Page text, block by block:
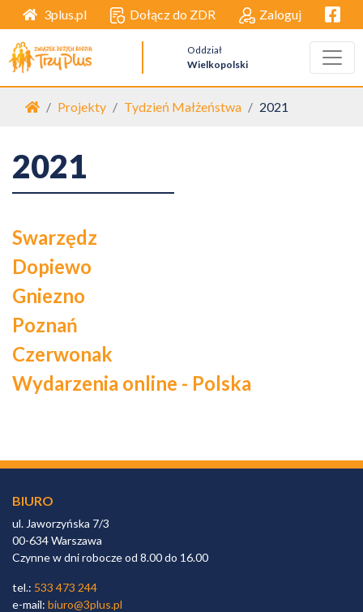
3plus.pl Dołącz do ZDR Zaloguj
Oddział
Wielkopolski
Strona główna
Projekty Tydzień Małżeństwa 2021
2021
Swarzędz
Dopiewo
Gniezno
Poznań
Czerwonak
Wydarzenia online - Polska
BIURO
ul. Jaworzyńska 7/3
00-634 Warszawa
Czynne w dni robocze od 8.00 do 16.00
tel.: 533 473 244
e-mail: biuro@3plus.pl